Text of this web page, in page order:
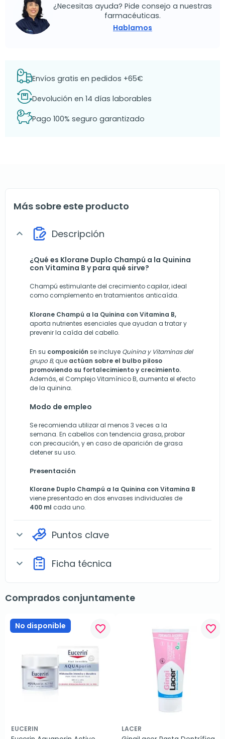
¿Necesitas ayuda? Pide consejo a nuestras
farmacéuticas.
Hablamos
Envíos gratis en pedidos +65€
Devolución en 14 días laborables
Pago 100% seguro garantizado
Más sobre este producto
expand_more Descripción
¿Qué es Klorane Duplo Champú a la Quinina
con Vitamina B y para qué sirve?
Champú estimulante del crecimiento capilar, ideal
como complemento en tratamientos anticaída.
Klorane Champú a la Quinina con Vitamina B,
aporta nutrientes esenciales que ayudan a tratar y
prevenir la caída del cabello.
En su composición se incluye Quinina y Vitaminas del
grupo B, que actúan sobre el bulbo piloso
promoviendo su fortalecimiento y crecimiento.
Además, el Complejo Vitamínico B, aumenta el efecto
de la quinina.
Modo de empleo
Se recomienda utilizar al menos 3 veces a la
semana. En cabellos con tendencia grasa, probar
con precaución, y en caso de aparición de grasa
detener su uso.
Presentación
Klorane Duplo Champú a la Quinina con Vitamina B
viene presentado en dos envases individuales de
400 ml cada uno.
expand_more Puntos clave
expand_more Ficha técnica
Comprados conjuntamente
No disponible favorite_border
EUCERIN
favorite_border
LACER